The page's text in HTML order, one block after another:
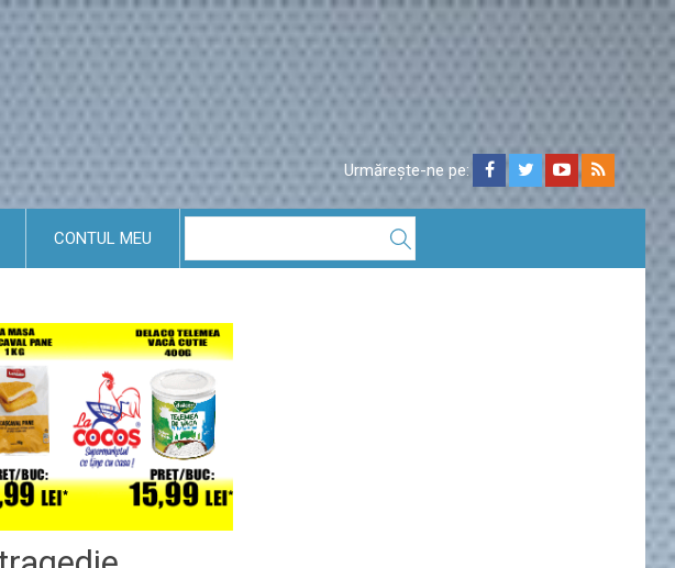
Urmărește-ne pe:
CONTUL MEU